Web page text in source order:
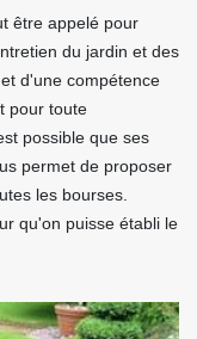
être appelé pour
du jardin et des
d'une compétence
pour toute
possible que ses
permet de proposer
les bourses.
qu'on puisse établi le